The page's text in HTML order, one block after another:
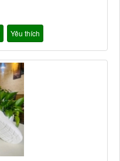
Yêu thích